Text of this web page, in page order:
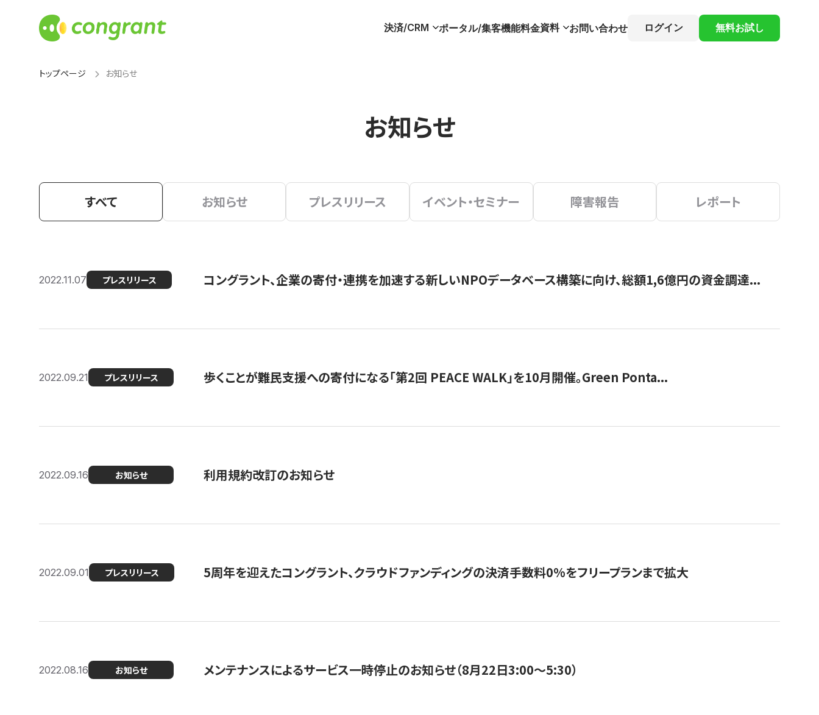
決済/CRM ポータル/集客機能料金資料 お問い合わせ ログイン 無料お試し
トップページ お知らせ
お知らせ
すべて お知らせ プレスリリース イベント・セミナー 障害報告 レポート
2022.11.07 プレスリリース コングラント、企業の寄付・連携を加速する新しいNPOデータベース構築に向け、総額1,6億円の資金調達...
2022.09.21 プレスリリース 歩くことが難民支援への寄付になる「第2回 PEACE WALK」を10月開催。Green Ponta...
2022.09.16 お知らせ 利用規約改訂のお知らせ
2022.09.01 プレスリリース 5周年を迎えたコングラント、クラウドファンディングの決済手数料0%をフリープランまで拡大
2022.08.16 お知らせ メンテナンスによるサービス一時停止のお知らせ（8月22日3:00〜5:30）